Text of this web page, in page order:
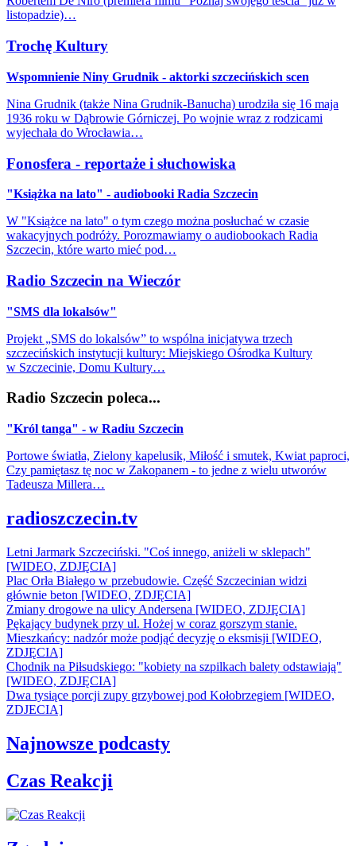
listopadzie)…
Trochę Kultury
Wspomnienie Niny Grudnik - aktorki szczecińskich scen
Nina Grudnik (także Nina Grudnik-Banucha) urodziła się 16 maja
1936 roku w Dąbrowie Górniczej. Po wojnie wraz z rodzicami
wyjechała do Wrocławia…
Fonosfera - reportaże i słuchowiska
"Książka na lato" - audiobooki Radia Szczecin
W "Książce na lato" o tym czego można posłuchać w czasie
wakacyjnych podróży. Porozmawiamy o audiobookach Radia
Szczecin, które warto mieć pod…
Radio Szczecin na Wieczór
"SMS dla lokalsów"
Projekt „SMS do lokalsów” to wspólna inicjatywa trzech
szczecińskich instytucji kultury: Miejskiego Ośrodka Kultury
w Szczecinie, Domu Kultury…
Radio Szczecin poleca...
"Król tanga" - w Radiu Szczecin
Portowe światła, Zielony kapelusik, Miłość i smutek, Kwiat paproci,
Czy pamiętasz tę noc w Zakopanem - to jedne z wielu utworów
Tadeusza Millera…
radioszczecin.tv
Letni Jarmark Szczeciński. "Coś innego, aniżeli w sklepach"
[WIDEO, ZDJĘCIA]
Plac Orła Białego w przebudowie. Część Szczecinian widzi
głównie beton [WIDEO, ZDJĘCIA]
Zmiany drogowe na ulicy Andersena [WIDEO, ZDJĘCIA]
Pękający budynek przy ul. Hożej w coraz gorszym stanie.
Mieszkańcy: nadzór może podjąć decyzję o eksmisji [WIDEO,
ZDJĘCIA]
Chodnik na Piłsudskiego: "kobiety na szpilkach balety odstawiają"
[WIDEO, ZDJĘCIA]
Dwa tysiące porcji zupy grzybowej pod Kołobrzegiem [WIDEO,
ZDJECIA]
Najnowsze podcasty
Czas Reakcji